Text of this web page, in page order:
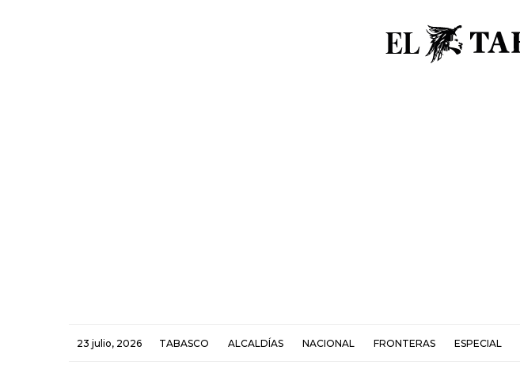
23 julio, 2026 TABASCO ALCALDÍAS NACIONAL FRONTERAS ESPECIAL